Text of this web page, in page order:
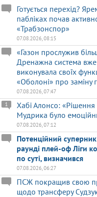
Готується перехід?
пабліках почав
«Трабзонспор»
07.08.2026, 08:15
«Газон прослужив
Дренажна система
виконувала своїх
«Оболоні» про заміну
07.08.2026, 07:47
Хабі Алонсо: «Рішення
Мудрика було
1
07.08.2026, 07:12
Потенційний
раунді плей-оф Ліги
по суті, визначився
07.08.2026, 06:27
ПСЖ покращив свою
щодо трансферу